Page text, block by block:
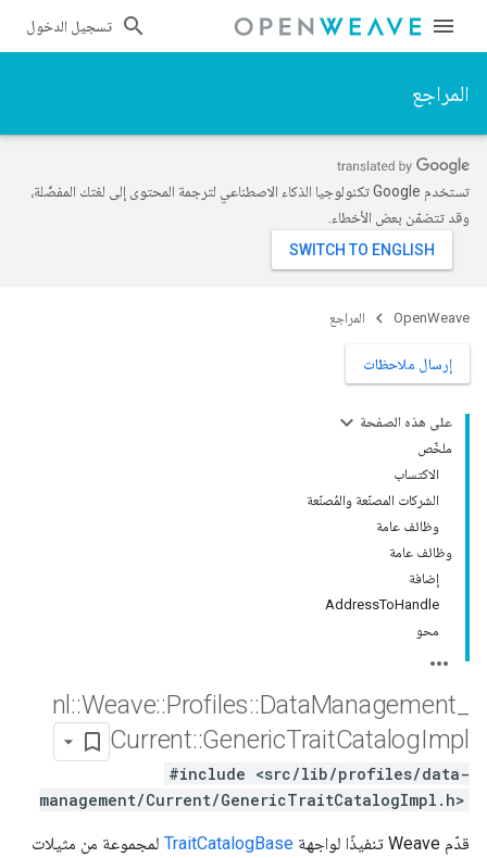
تسجيل الدخول
المراجع
تستخدم Google تكنولوجيا الذكاء الاصطناعي لترجمة المحتوى إلى لغتك المفضّلة،
وقد تتضمّن بعض الأخطاء.
OpenWeave المراجع
إرسال ملاحظات
على هذه الصفحة
ملخّص
الاكتساب
الشركات المصنّعة والمُصنّعة
وظائف عامة
وظائف عامة
إضافة
AddressToHandle
محو
nl ::Weave::Profiles::DataManagement
Current::GenericTraitCatalogImpl
#include <src/lib/profiles/data-
management/Current/GenericTraitCatalogImpl.h>
قدّم Weave تنفيذًا لواجهة TraitCatalogBase لمجموعة من مثيلات